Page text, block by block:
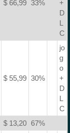
$ 66,99 33%
+
D
L
C
$ 55,99 30%
jo
g
o
+
D
L
C
$ 13,20 67%